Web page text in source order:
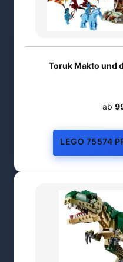
Toruk Makto und
ab
LEGO 75574